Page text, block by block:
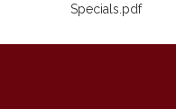
Specials.pdf